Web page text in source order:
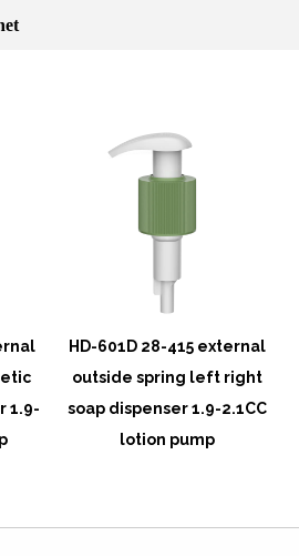
1.9-
HD-601D 28-415 external
outside spring left right
soap dispenser 1.9-2.1CC
lotion pump